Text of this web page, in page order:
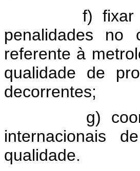
f) fixar
penalidades no
referente à
qualidade de
decorrentes;
g) coordenar
internacionais
qualidade.